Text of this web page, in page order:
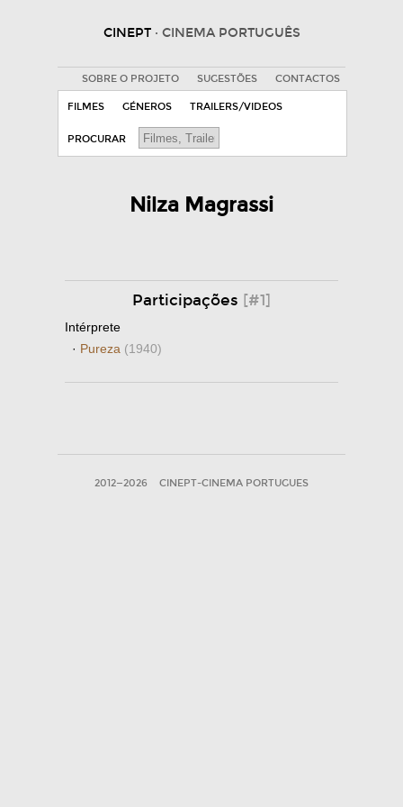
CINEPT · CINEMA PORTUGUÊS
SOBRE O PROJETO SUGESTÕES CONTACTOS
FILMES GÉNEROS TRAILERS/VIDEOS
PROCURAR
Nilza Magrassi
Participações [#1]
Intérprete
· Pureza (1940)
2012—2026 CINEPT-CINEMA PORTUGUES